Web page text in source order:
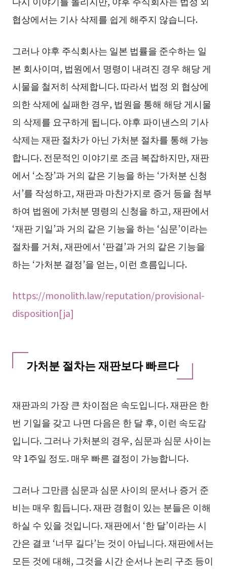
협상에서는 기사 삭제를 쉽게 해주지 않습니다.
그러나 야후 주식회사는 일본 법률을 준수하는 일
본 회사이며, 법원에서 명령이 내려진 경우 해당 게
시물을 철저히 삭제합니다. 따라서 법정 외 협상에
의한 삭제에 실패한 경우, 법원을 통해 해당 게시물
의 삭제를 요구하게 됩니다. 야후 파이낸스의 기사
삭제는 재판 절차가 아닌 가처분 절차를 통해 가능
합니다. 전문적인 이야기로 조금 복잡하지만, 재판
에서 ‘소장’과 거의 같은 기능을 하는 ‘가처분 신청
서’를 작성하고, 재판과 마찬가지로 증거 등을 첨부
하여 법원에 가처분 명령의 신청을 하고, 재판에서
‘재판 기일’과 거의 같은 기능을 하는 ‘심문’이라는
절차를 거쳐, 재판에서 ‘판결’과 거의 같은 기능을
하는 ‘가처분 결정’을 얻는, 이런 흐름입니다.
https://monolith.law/reputation/provisional-
disposition[ja]
가처분 절차는 재판보다 빠르다
재판과의 가장 큰 차이점은 속도입니다. 재판은 한
번 기일을 갖고 나면 다음은 한 달 후, 이런 속도감
입니다. 그러나 가처분의 경우, 심문과 심문 사이는
약 1주일 정도. 매우 빠른 결정이 가능합니다.
그러나 그만큼 심문과 심문 사이의 문서나 증거 준
비는 매우 힘듭니다. 재판 경험이 있는 분들은 이해
하실 수 있을 것입니다. 재판에서 ‘한 달’이라는 시
간은 결코 ‘너무 길다’는 것이 아닙니다. 재판에서는
모든 것에 대해, 그것을 시간 순서나 논리 구조 등이